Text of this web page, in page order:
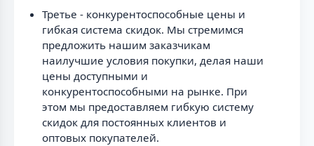
Третье - конкурентоспособные цены и
гибкая система скидок. Мы стремимся
предложить нашим заказчикам
наилучшие условия покупки, делая наши
цены доступными и
конкурентоспособными на рынке. При
этом мы предоставляем гибкую систему
скидок для постоянных клиентов и
оптовых покупателей.